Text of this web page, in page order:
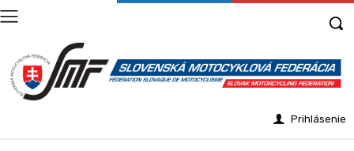
Prihlásenie